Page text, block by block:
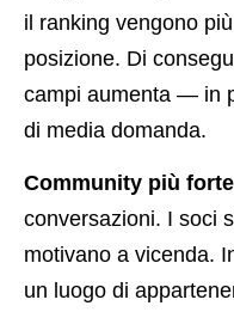
il ranking vengono
posizione. Di
campi aumenta — in
di media domanda.
Community più
conversazioni. I soci
motivano a vicenda.
un luogo di